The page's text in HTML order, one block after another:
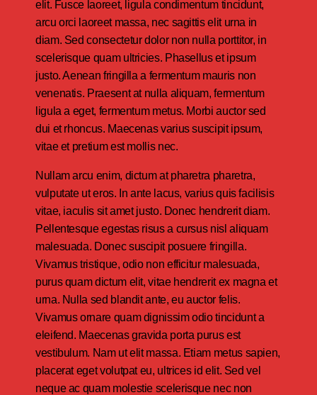
elit. Fusce laoreet, ligula condimentum tincidunt,
arcu orci laoreet massa, nec sagittis elit urna in
diam. Sed consectetur dolor non nulla porttitor, in
scelerisque quam ultricies. Phasellus et ipsum
justo. Aenean fringilla a fermentum mauris non
venenatis. Praesent at nulla aliquam, fermentum
ligula a eget, fermentum metus. Morbi auctor sed
dui et rhoncus. Maecenas varius suscipit ipsum,
vitae et pretium est mollis nec.
Nullam arcu enim, dictum at pharetra pharetra,
vulputate ut eros. In ante lacus, varius quis facilisis
vitae, iaculis sit amet justo. Donec hendrerit diam.
Pellentesque egestas risus a cursus nisl aliquam
malesuada. Donec suscipit posuere fringilla.
Vivamus tristique, odio non efficitur malesuada,
purus quam dictum elit, vitae hendrerit ex magna et
urna. Nulla sed blandit ante, eu auctor felis.
Vivamus ornare quam dignissim odio tincidunt a
eleifend. Maecenas gravida porta purus est
vestibulum. Nam ut elit massa. Etiam metus sapien,
placerat eget volutpat eu, ultrices id elit. Sed vel
neque ac quam molestie scelerisque nec non